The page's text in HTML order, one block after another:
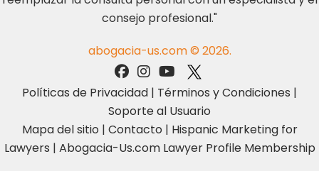
consejo profesional."
abogacia-us.com © 2026.
Políticas de Privacidad | Términos y Condiciones |
Soporte al Usuario
Mapa del sitio | Contacto | Hispanic Marketing for
Lawyers | Abogacia-Us.com Lawyer Profile Membership